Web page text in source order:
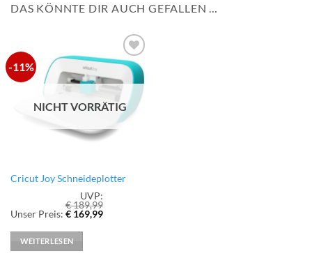
DAS KÖNNTE DIR AUCH GEFALLEN …
-11%
zur
Wunschliste
hinzufügen
NICHT VORRÄTIG
Cricut Joy Schneideplotter
UVP:
€189,99
Ursprünglicher
war:
€ 189,99
Unser Preis: €169,99Aktueller
WEITERLESEN